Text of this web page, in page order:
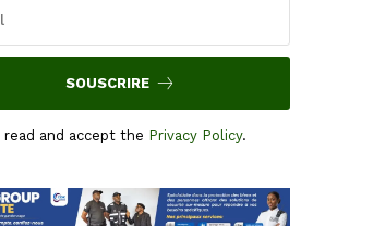
SOUSCRIRE
read and accept the Privacy Policy.